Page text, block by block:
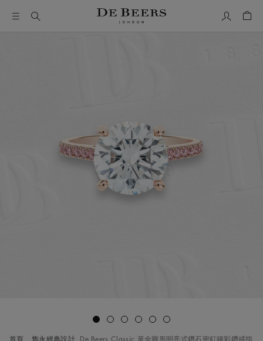
首頁 雋永經典設計 De Beers Classic 黃金圓形明亮式鑽石密釘鑲彩鑽戒指